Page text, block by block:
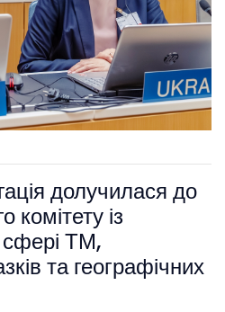
долучилася до
комітету із
сфері ТМ,
та географічних